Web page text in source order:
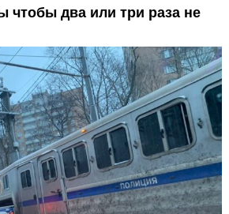
чтобы два или три раза не